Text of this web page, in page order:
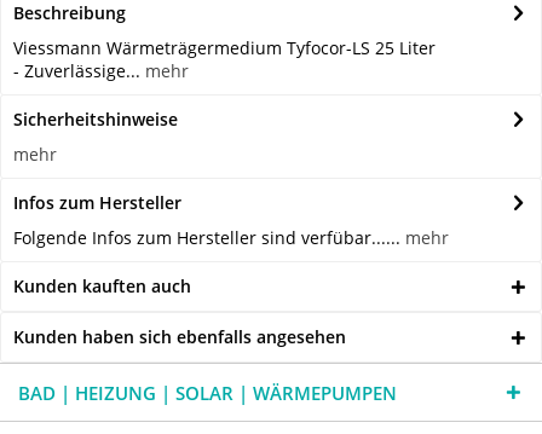
Beschreibung
Viessmann Wärmeträgermedium Tyfocor-LS 25 Liter
- Zuverlässige... mehr
Sicherheitshinweise
mehr
Infos zum Hersteller
Folgende Infos zum Hersteller sind verfübar...... mehr
Kunden kauften auch
Kunden haben sich ebenfalls angesehen
BAD | HEIZUNG | SOLAR | WÄRMEPUMPEN